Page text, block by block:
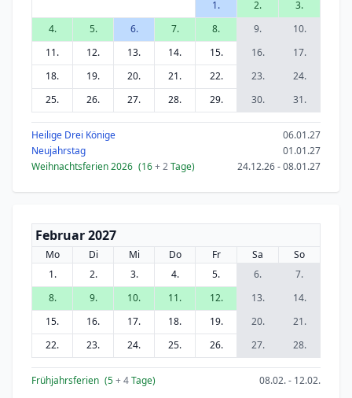
1.
2.
3.
4.
5. 6. 7. 8. 9.
10.
11.
12. 13. 14. 15. 16.
17.
18.
19. 20. 21. 22. 23.
24.
25.
26. 27. 28. 29. 30. 31.
Heilige Drei Könige
06.01.27
Neujahrstag
01.01.27
Weihnachtsferien 2026 (16+ 2Tage) 24.12.26 - 08.01.27
Februar 2027
Mo Di Mi Do Fr Sa
So
1.
2. 3. 4. 5. 6.
7.
8.
9. 10. 11. 12. 13.
14.
15.
16. 17. 18. 19. 20.
21.
22.
23. 24. 25. 26. 27. 28.
Frühjahrsferien (5+ 4Tage) 08.02. - 12.02.